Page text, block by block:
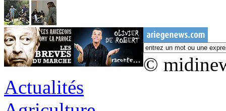
©
Actualités